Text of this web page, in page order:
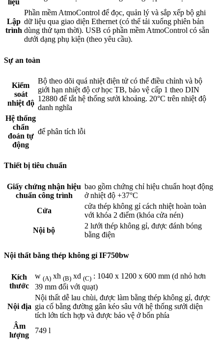
liệu
Lập
trình
Phần mềm AtmoControl để đọc, quản lý và sắp xếp bộ ghi
dữ liệu qua giao diện Ethernet (có thể tải xuống phiên bản
dùng thử tạm thời). USB có phần mềm AtmoControl có sẵn
dưới dạng phụ kiện (theo yêu cầu).
Sự an toàn
Kiểm
soát
nhiệt độ
Bộ theo dõi quá nhiệt điện tử có thể điều chỉnh và bộ
giới hạn nhiệt độ cơ học TB, bảo vệ cấp 1 theo DIN
12880 để tắt hệ thống sưởi khoảng. 20°C trên nhiệt độ
danh nghĩa
Hệ thống
chẩn
đoán tự
động
để phân tích lỗi
Thiết bị tiêu chuẩn
Giấy chứng nhận hiệu
chuẩn công trình
bao gồm chứng chỉ hiệu chuẩn hoạt động
ở nhiệt độ +37°C
Cửa
cửa thép không gỉ cách nhiệt hoàn toàn
với khóa 2 điểm (khóa cửa nén)
Nội bộ
2 lưới thép không gỉ, được đánh bóng
bằng điện
Nội thất bằng thép không gỉ IF750bw
Kích
thước
w (A) xh (B) xd (C) : 1040 x 1200 x 600 mm (d nhỏ hơn
39 mm đối với quạt)
Nội địa
Nội thất dễ lau chùi, được làm bằng thép không gỉ, được
gia cố bằng đường gân kéo sâu với hệ thống sưởi diện
tích lớn tích hợp và được bảo vệ ở bốn phía
Âm
lượng
749 l